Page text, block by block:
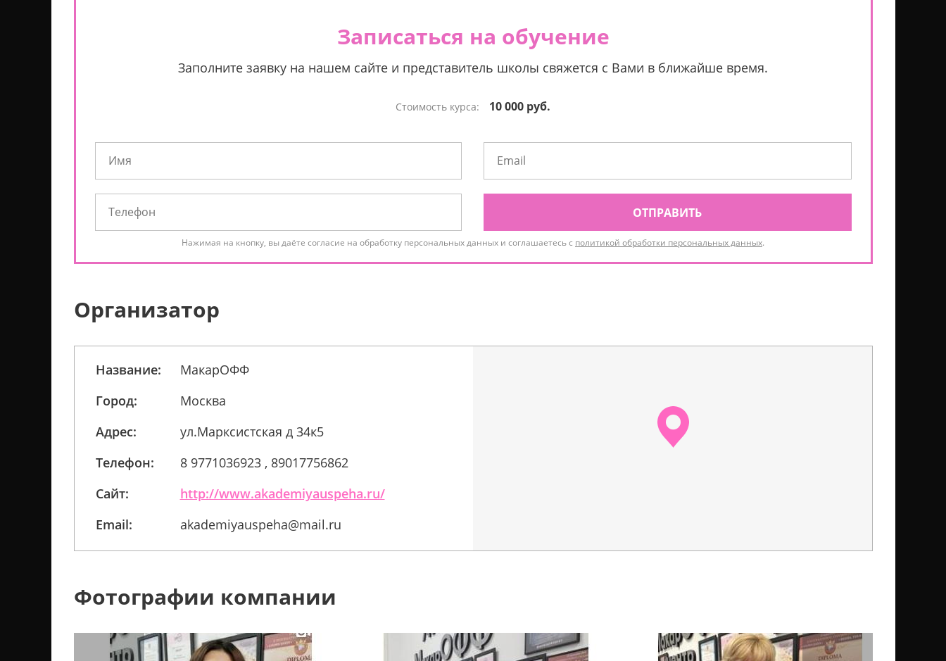
Записаться на обучение
Заполните заявку на нашем сайте и представитель школы свяжется с Вами в ближайше время.
Стоимость курса: 10 000 руб.
ОТПРАВИТЬ
Нажимая на кнопку, вы даёте согласие на обработку персональных данных и соглашаетесь с политикой обработки персональных данных.
Организатор
Название:
МакарОФФ
Город:
Москва
Адрес:
ул.Марксистская д 34к5
Телефон:
8 9771036923 , 89017756862
Сайт:
http://www.akademiyauspeha.ru/
Email:
akademiyauspeha@mail.ru
Фотографии компании